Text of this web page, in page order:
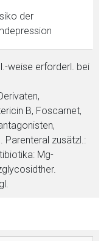
der
weise erforderl. bei
B, Foscarnet,
Parenteral zusätzl.:
Mg-